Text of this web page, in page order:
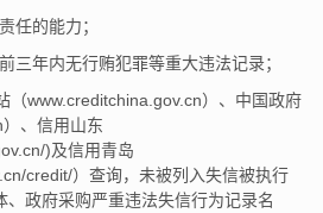
任的能力；
三年内无行贿犯罪等重大违法记录；
（www.creditchina.gov.cn）、中国政府
、信用山东
)及信用青岛
credit/）查询，未被列入失信被执行
、政府采购严重违法失信行为记录名